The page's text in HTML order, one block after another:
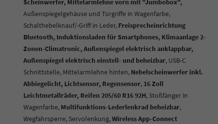
Scheinwerfer, Mittelarmlehne vorn mit "Jumbobox",
Außenspiegelgehäuse und Türgriffe in Wagenfarbe,
Schalthebelknauf/-Griff in Leder, Freisprecheinrichtung
Bluetooth, Induktionsladen für Smartphones, Klimaanlage 2-
Zonen-Climatronic, Außenspiegel elektrisch anklappbar,
Außenspiegel elektrisch einstell- und beheizbar, USB-C
Schnittstelle, Mittelarmlehne hinten, Nebelscheinwerfer inkl.
Abbiegelicht, Lichtsensor, Regensensor, 16 Zoll
Leichtmetallräder, Reifen 205/60 R16 92H, Stoßfänger in
Wagenfarbe, Multifunktions-Lederlenkrad beheizbar,
Wegfahrsperre, Servolenkung,Wireless App-Connect